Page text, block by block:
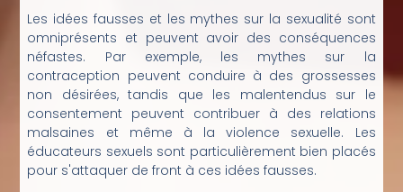
Les idées fausses et les mythes sur la sexualité sont
omniprésents et peuvent avoir des conséquences
néfastes. Par exemple, les mythes sur la
contraception peuvent conduire à des grossesses
non désirées, tandis que les malentendus sur le
consentement peuvent contribuer à des relations
malsaines et même à la violence sexuelle. Les
éducateurs sexuels sont particulièrement bien placés
pour s'attaquer de front à ces idées fausses.